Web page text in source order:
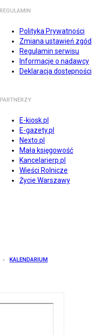
REGULAMIN
Polityka Prywatności
Zmiana ustawień zgód
Regulamin serwisu
Informacje o nadawcy
Deklaracja dostępności
PARTNERZY
E-kiosk.pl
E-gazety.pl
Nexto.pl
Mała księgowość
Kancelarierp.pl
Wieści Rolnicze
Życie Warszawy
KALENDARIUM